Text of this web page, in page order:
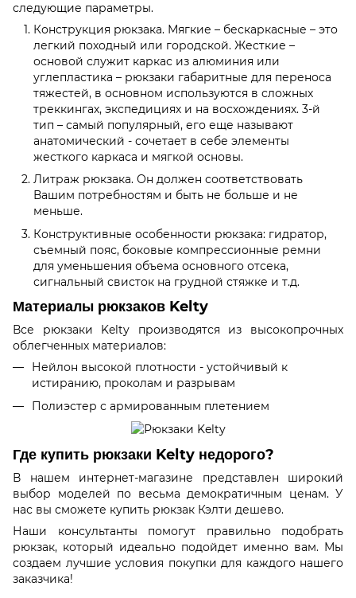
следующие параметры.
Конструкция рюкзака. Мягкие – бескаркасные – это
легкий походный или городской. Жесткие –
основой служит каркас из алюминия или
углепластика – рюкзаки габаритные для переноса
тяжестей, в основном используются в сложных
треккингах, экспедициях и на восхождениях. 3-й
тип – самый популярный, его еще называют
анатомический - сочетает в себе элементы
жесткого каркаса и мягкой основы.
Литраж рюкзака. Он должен соответствовать
Вашим потребностям и быть не больше и не
меньше.
Конструктивные особенности рюкзака: гидратор,
съемный пояс, боковые компрессионные ремни
для уменьшения объема основного отсека,
сигнальный свисток на грудной стяжке и т.д.
Материалы рюкзаков Kelty
Все рюкзаки Kelty производятся из высокопрочных
облегченных материалов:
Нейлон высокой плотности - устойчивый к
истиранию, проколам и разрывам
Полиэстер с армированным плетением
Где купить рюкзаки Kelty недорого?
В нашем интернет-магазине представлен широкий
выбор моделей по весьма демократичным ценам. У
нас вы сможете купить рюкзак Кэлти дешево.
Наши консультанты помогут правильно подобрать
рюкзак, который идеально подойдет именно вам. Мы
создаем лучшие условия покупки для каждого нашего
заказчика!